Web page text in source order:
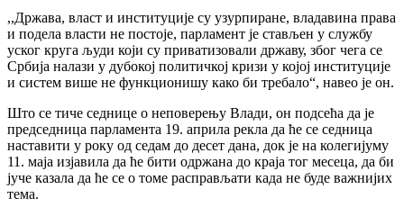
,,Држава, власт и институције су узурпиране, владавина права
и подела власти не постоје, парламент је стављен у службу
уског круга људи који су приватизовали државу, због чега се
Србија налази у дубокој политичкој кризи у којој институције
и систем више не функционишу како би требало“, навео је он.
Што се тиче седнице о неповерењу Влади, он подсећа да је
председница парламента 19. априла рекла да ће се седница
наставити у року од седам до десет дана, док је на колегијуму
11. маја изјавила да ће бити одржана до краја тог месеца, да би
јуче казала да ће се о томе расправљати када не буде важнијих
тема.